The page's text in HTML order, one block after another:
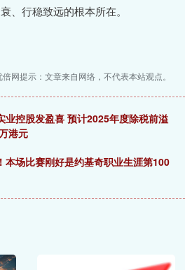
、行稳致远的根本所在。
倍网提示：文章来自网络，不代表本站观点。
业控股发盈喜 预计2025年度除税前溢
港元
本场比赛刚好是约基奇职业生涯第100